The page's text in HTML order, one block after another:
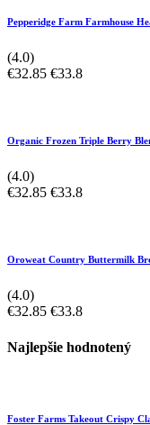
Pepperidge Farm Farmhouse
(4.0)
€32.85 €33.8
Organic Frozen Triple Berry
(4.0)
€32.85 €33.8
Oroweat Country Buttermilk
(4.0)
€32.85 €33.8
Najlepšie hodnotený
Foster Farms Takeout Crispy